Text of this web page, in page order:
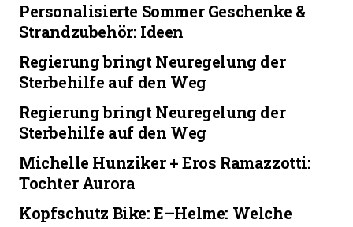
Personalisierte Sommer Geschenke &
Strandzubehör: Ideen
Regierung bringt Neuregelung der
Sterbehilfe auf den Weg
Regierung bringt Neuregelung der
Sterbehilfe auf den Weg
Michelle Hunziker + Eros Ramazzotti:
Tochter Aurora
Kopfschutz Bike: E–Helme: Welche